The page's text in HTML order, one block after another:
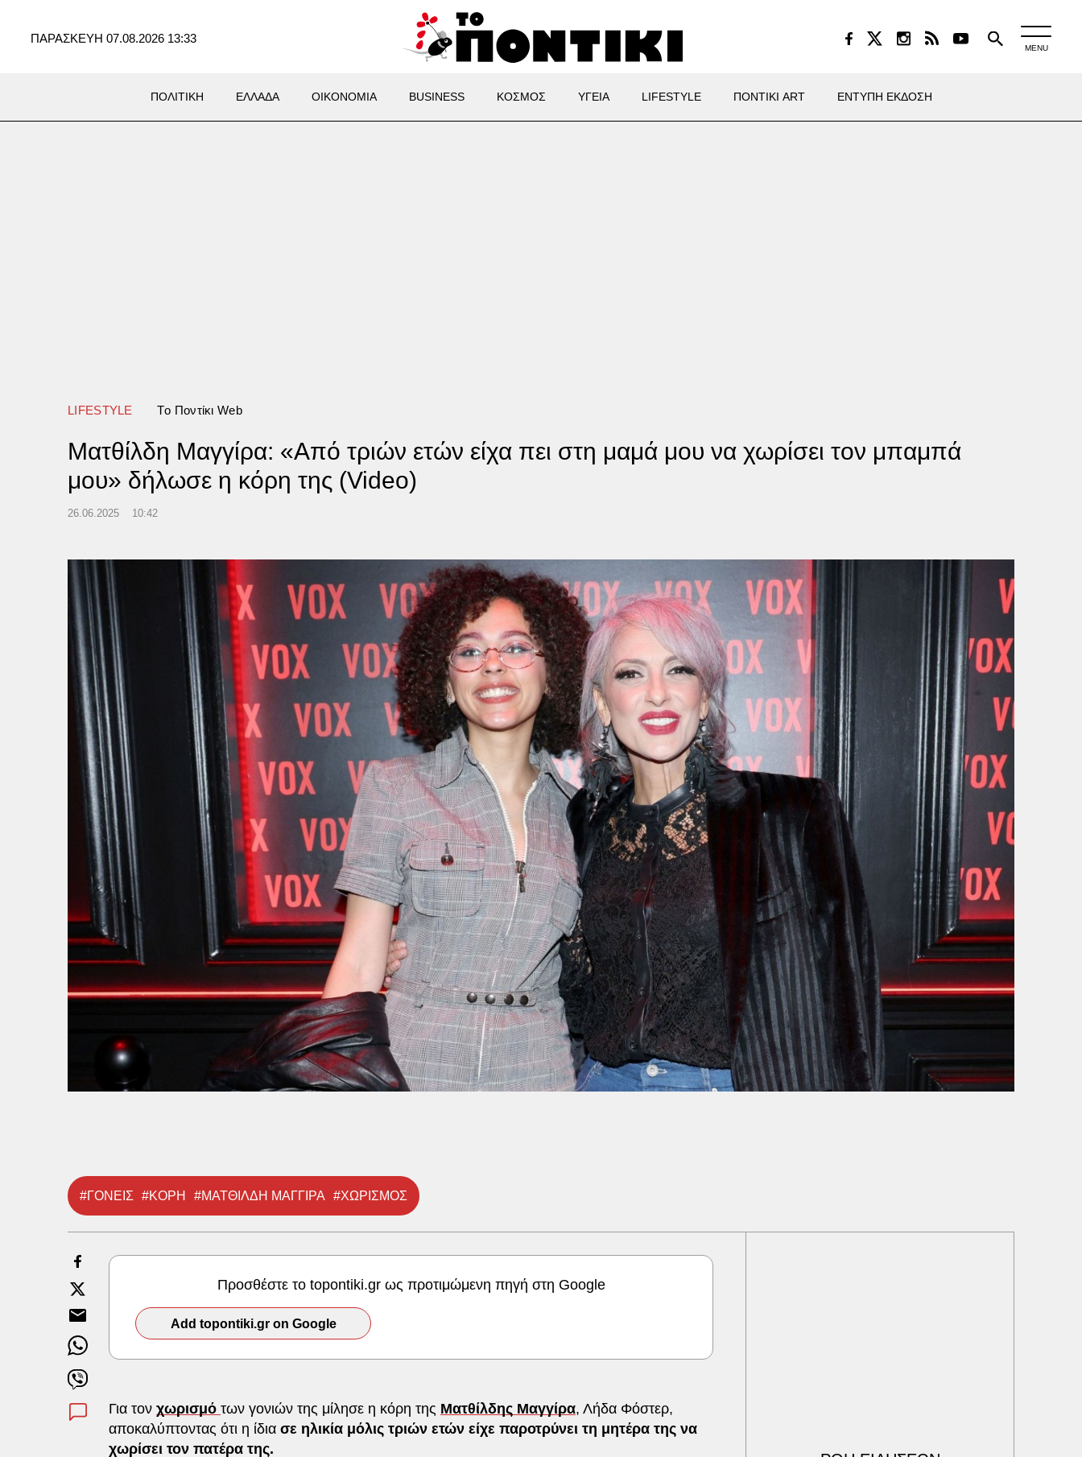
ΠΑΡΑΣΚΕΥΗ 07.08.2026 13:33
MENU
ΠΟΛΙΤΙΚΗ ΕΛΛΑΔΑ ΟΙΚΟΝΟΜΙΑ BUSINESS ΚΟΣΜΟΣ ΥΓΕΙΑ LIFESTYLE ΠΟΝΤΙΚΙ ART ΕΝΤΥΠΗ ΕΚΔΟΣΗ
LIFESTYLE Tο Ποντίκι Web
Ματθίλδη Μαγγίρα: «Από τριών ετών είχα πει στη μαμά μου να χωρίσει τον μπαμπά
μου» δήλωσε η κόρη της (Video)
26.06.2025 10:42
#ΓΟΝΕΙΣ #ΚΟΡΗ #ΜΑΤΘΙΛΔΗ ΜΑΓΓΙΡΑ #ΧΩΡΙΣΜΟΣ
Προσθέστε το topontiki.gr ως προτιμώμενη πηγή στη Google
Add topontiki.gr on Google
Για τον χωρισμό των γονιών της μίλησε η κόρη της Ματθίλδης Μαγγίρα, Λήδα Φόστερ,
αποκαλύπτοντας ότι η ίδια σε ηλικία μόλις τριών ετών είχε παροτρύνει τη μητέρα της να
χωρίσει τον πατέρα της.